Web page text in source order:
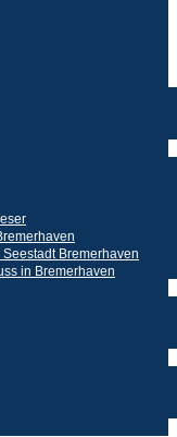
Bremerhaven
in Bremerhaven